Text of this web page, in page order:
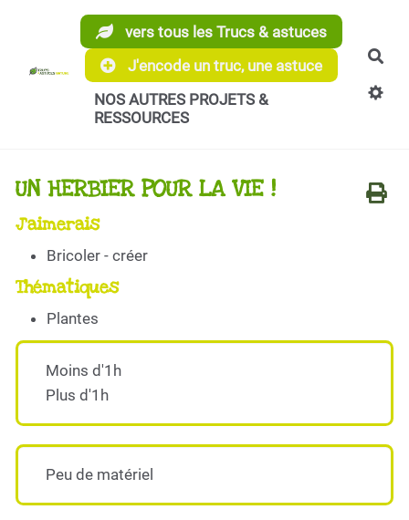
Aller au contenu principal
vers tous les Trucs & astuces
J'encode un truc, une astuce
NOS AUTRES PROJETS &
RESSOURCES
UN HERBIER POUR LA VIE !
J'aimerais
Bricoler - créer
Thématiques
Plantes
Moins d'1h
Plus d'1h
Peu de matériel